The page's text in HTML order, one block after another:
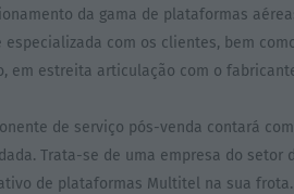
da gama de plataformas
especializada com os clientes, bem
em estreita articulação com o
de serviço pós-venda contará
Trata-se de uma empresa do setor
de plataformas Multitel na sua